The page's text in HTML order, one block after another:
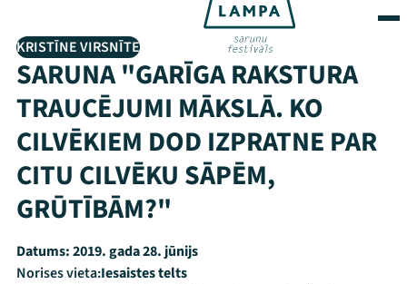
KRISTĪNE VIRSNĪTE
SARUNA "GARĪGA RAKSTURA
TRAUCĒJUMI MĀKSLĀ. KO
CILVĒKIEM DOD IZPRATNE PAR
CITU CILVĒKU SĀPĒM,
GRŪTĪBĀM?"
Datums:2019. gada 28. jūnijs
Norises vieta:Iesaistes telts